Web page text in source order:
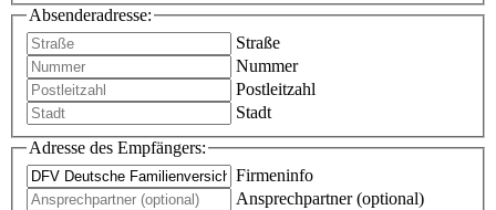
Absenderadresse:
Straße
Nummer
Postleitzahl
Stadt
Adresse des Empfängers:
Firmeninfo
Ansprechpartner (optional)